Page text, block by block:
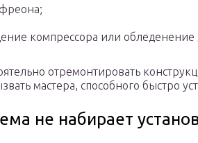
фреона;
компрессора или
отремонтировать
мастера, способного быстро
не набирает